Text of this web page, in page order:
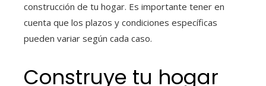
construcción de tu hogar. Es importante tener en
cuenta que los plazos y condiciones específicas
pueden variar según cada caso.
Construye tu hogar